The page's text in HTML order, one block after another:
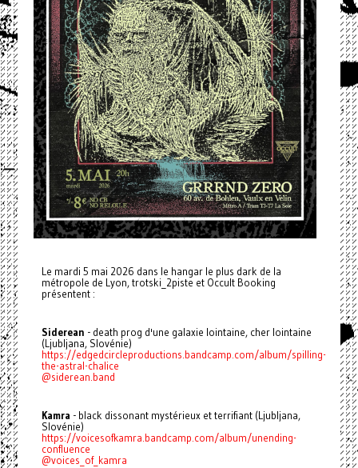
Le mardi 5 mai 2026 dans le hangar le plus dark de la
métropole de Lyon, trotski_2piste et Occult Booking
présentent :
Siderean - death prog d'une galaxie lointaine, cher lointaine
(Ljubljana, Slovénie)
https://edgedcircleproductions.bandcamp.com/album/spilling-
the-astral-chalice
@siderean.band
Kamra - black dissonant mystérieux et terrifiant (Ljubljana,
Slovénie)
https://voicesofkamra.bandcamp.com/album/unending-
confluence
@voices_of_kamra